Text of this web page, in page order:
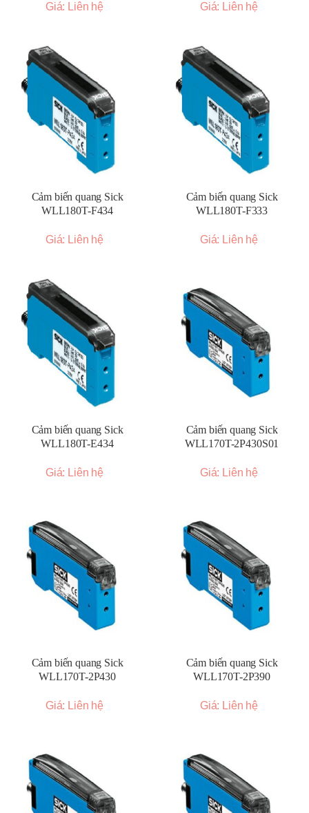
Giá: Liên hệ Giá: Liên hệ
Cảm biến quang Sick
WLL180T-F434
Giá: Liên hệ
Cảm biến quang Sick
WLL180T-F333
Giá: Liên hệ
Cảm biến quang Sick
WLL180T-E434
Giá: Liên hệ
Cảm biến quang Sick
WLL170T-2P430S01
Giá: Liên hệ
Cảm biến quang Sick
WLL170T-2P430
Giá: Liên hệ
Cảm biến quang Sick
WLL170T-2P390
Giá: Liên hệ